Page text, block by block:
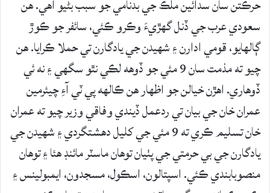
حرڪتن سان سدائين ملڪ جي بدنامي جو سبب بڻيو آهي. هن
سعودي عرب جي ڏنل گهڙيءَ وڪرو ڪئي، سائفر جو ڪوڙ
ڳالهايو، قومي ادارن ۽ شهيدن جي يادگارن تي حملا ڪرايا. هن
چيو ته مذمت سان 9 مئي جو ڏوهه لڪي نٿو سگهي ۽ نه ئي
ڏوهاري. اهڙن خيالن جو اظهار هن ڪالهه پي ٽي آءِ چيئرمين
عمران خان جي بيان تي ردعمل ڏيندي وفاقي وزير چيو ته عمران
خان تسليم ڪري ته 9 مئي جي کليل دهشتگردي ۽ شهيدن جي
يادگارن جي بي حرمتي جي پٺيان توهان ماسٽر مائنڊ هئا ۽ توهان
منصوبابندي ڪئي. اسپتالون، اسڪول، مسجدون، ايمبولينس ۽